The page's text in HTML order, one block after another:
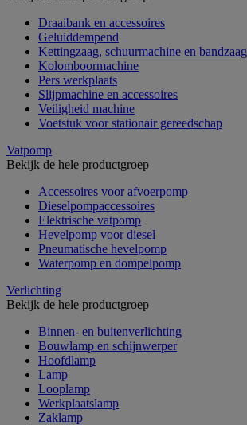
Draaibank en accessoires
Geluiddempend
Kettingzaag, schuurmachine en bandzaag
Kolomboormachine
Pers werkplaats
Slijpmachine en accessoires
Veiligheid machine
Voetstuk voor stationair gereedschap
Vatpomp
Bekijk de hele productgroep
Accessoires voor afvoerpomp
Dieselpompaccessoires
Elektrische vatpomp
Hevelpomp voor diesel
Pneumatische hevelpomp
Waterpomp en dompelpomp
Verlichting
Bekijk de hele productgroep
Binnen- en buitenverlichting
Bouwlamp en schijnwerper
Hoofdlamp
Lamp
Looplamp
Werkplaatslamp
Zaklamp